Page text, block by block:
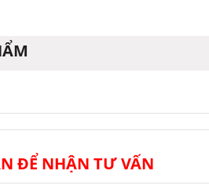
ĐỂ NHẬN TƯ VẤN